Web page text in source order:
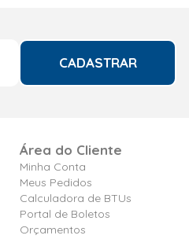
CADASTRAR
Área do Cliente
Minha Conta
Meus Pedidos
Calculadora de BTUs
Portal de Boletos
Orçamentos